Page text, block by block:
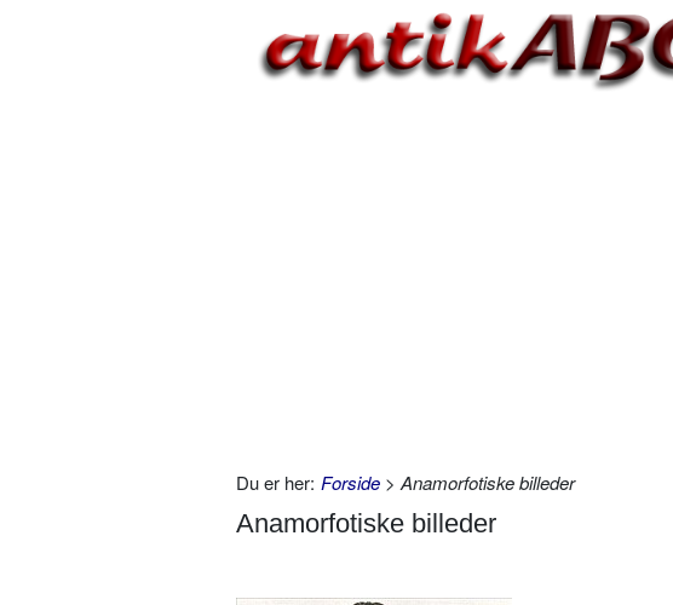
Du er her: Forside > Anamorfotiske billeder
Anamorfotiske billeder